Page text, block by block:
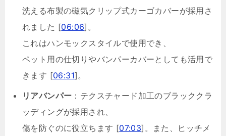
洗える布製の磁気クリップ式カーゴカバーが採用さ
れました [06:06]。
これはハンモックスタイルで使用でき、
ペット用の仕切りやバンパーカバーとしても活用で
きます [06:31]。
リアバンパー ：テクスチャード加工のブラッククラ
ッディングが採用され、
傷を防ぐのに役立ちます [07:03]。また、ヒッチメ